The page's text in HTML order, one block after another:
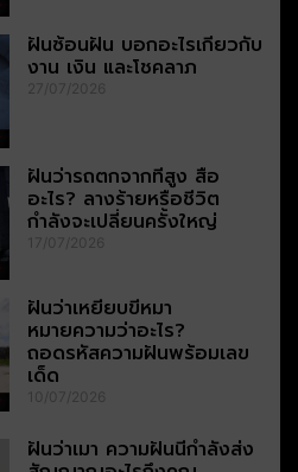
ฝันซ้อนฝัน บอกอะไรเกี่ยวกับ
งาน เงิน และโชคลาภ
27/07/2026
ฝันว่ารถตกจากที่สูง สื่อ
อะไร? ลางร้ายหรือชีวิต
กำลังจะเปลี่ยนครั้งใหญ่
17/07/2026
ฝันว่าเหยียบขี้หมา
หมายความว่าอะไร?
ถอดรหัสความฝันพร้อมเลข
เด็ด
10/07/2026
ฝันว่าเมา ความฝันนี้กำลังส่ง